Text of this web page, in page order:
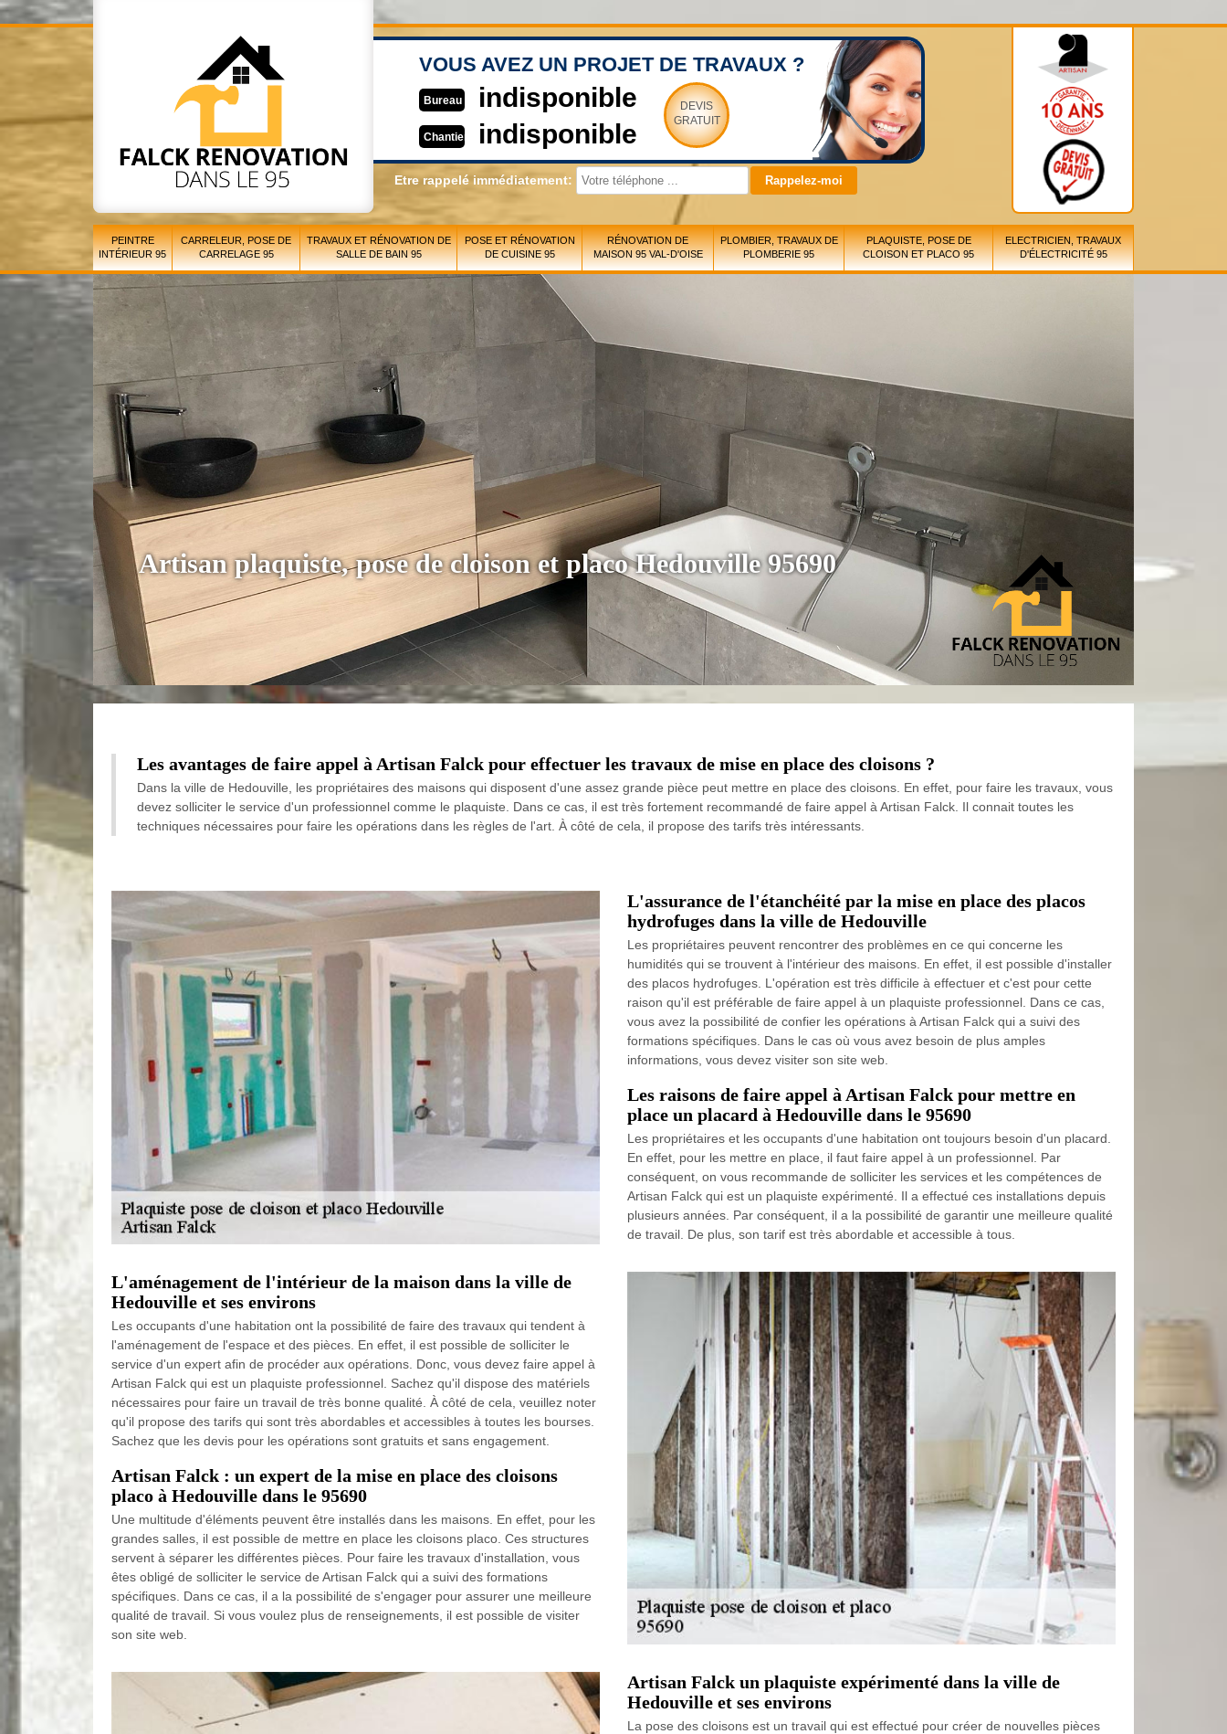
VOUS AVEZ UN PROJET DE TRAVAUX ?
Bureau indisponible
Chantier indisponible
DEVIS
GRATUIT
Etre rappelé immédiatement:
PEINTRE
INTÉRIEUR 95
CARRELEUR, POSE DE
CARRELAGE 95
TRAVAUX ET RÉNOVATION DE
SALLE DE BAIN 95
POSE ET RÉNOVATION
DE CUISINE 95
RÉNOVATION DE
MAISON 95 VAL-D'OISE
PLOMBIER, TRAVAUX DE
PLOMBERIE 95
PLAQUISTE, POSE DE
CLOISON ET PLACO 95
ELECTRICIEN, TRAVAUX
D'ÉLECTRICITÉ 95
Artisan plaquiste, pose de cloison et placo Hedouville 95690
Les avantages de faire appel à Artisan Falck pour effectuer les travaux de mise en place des cloisons ?
Dans la ville de Hedouville, les propriétaires des maisons qui disposent d'une assez grande pièce peut mettre en place des cloisons. En effet, pour faire les travaux, vous
devez solliciter le service d'un professionnel comme le plaquiste. Dans ce cas, il est très fortement recommandé de faire appel à Artisan Falck. Il connait toutes les
techniques nécessaires pour faire les opérations dans les règles de l'art. À côté de cela, il propose des tarifs très intéressants.
L'assurance de l'étanchéité par la mise en place des placos
hydrofuges dans la ville de Hedouville
Les propriétaires peuvent rencontrer des problèmes en ce qui concerne les
humidités qui se trouvent à l'intérieur des maisons. En effet, il est possible d'installer
des placos hydrofuges. L'opération est très difficile à effectuer et c'est pour cette
raison qu'il est préférable de faire appel à un plaquiste professionnel. Dans ce cas,
vous avez la possibilité de confier les opérations à Artisan Falck qui a suivi des
formations spécifiques. Dans le cas où vous avez besoin de plus amples
informations, vous devez visiter son site web.
Les raisons de faire appel à Artisan Falck pour mettre en
place un placard à Hedouville dans le 95690
Les propriétaires et les occupants d'une habitation ont toujours besoin d'un placard.
En effet, pour les mettre en place, il faut faire appel à un professionnel. Par
conséquent, on vous recommande de solliciter les services et les compétences de
Artisan Falck qui est un plaquiste expérimenté. Il a effectué ces installations depuis
plusieurs années. Par conséquent, il a la possibilité de garantir une meilleure qualité
de travail. De plus, son tarif est très abordable et accessible à tous.
L'aménagement de l'intérieur de la maison dans la ville de
Hedouville et ses environs
Les occupants d'une habitation ont la possibilité de faire des travaux qui tendent à
l'aménagement de l'espace et des pièces. En effet, il est possible de solliciter le
service d'un expert afin de procéder aux opérations. Donc, vous devez faire appel à
Artisan Falck qui est un plaquiste professionnel. Sachez qu'il dispose des matériels
nécessaires pour faire un travail de très bonne qualité. À côté de cela, veuillez noter
qu'il propose des tarifs qui sont très abordables et accessibles à toutes les bourses.
Sachez que les devis pour les opérations sont gratuits et sans engagement.
Artisan Falck : un expert de la mise en place des cloisons
placo à Hedouville dans le 95690
Une multitude d'éléments peuvent être installés dans les maisons. En effet, pour les
grandes salles, il est possible de mettre en place les cloisons placo. Ces structures
servent à séparer les différentes pièces. Pour faire les travaux d'installation, vous
êtes obligé de solliciter le service de Artisan Falck qui a suivi des formations
spécifiques. Dans ce cas, il a la possibilité de s'engager pour assurer une meilleure
qualité de travail. Si vous voulez plus de renseignements, il est possible de visiter
son site web.
Artisan Falck un plaquiste expérimenté dans la ville de
Hedouville et ses environs
La pose des cloisons est un travail qui est effectué pour créer de nouvelles pièces